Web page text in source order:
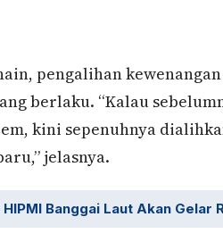
pengalihan
berlaku. “Kalau
kini sepenuhnya
jelasnya.
HIPMI Banggai Laut Akan Gelar